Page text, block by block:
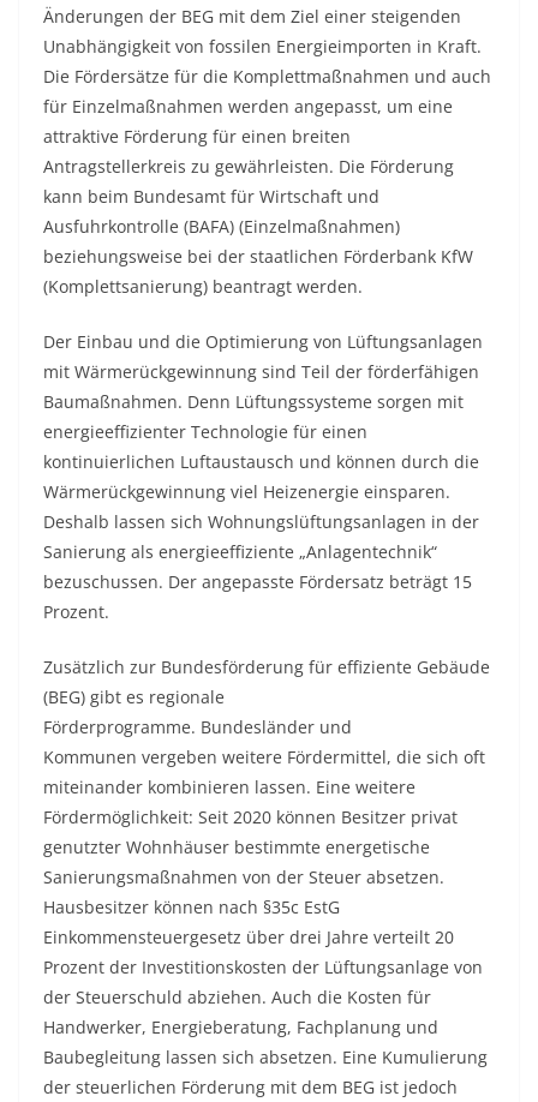
Änderungen der BEG mit dem Ziel einer steigenden
Unabhängigkeit von fossilen Energieimporten in Kraft.
Die Fördersätze für die Komplettmaßnahmen und auch
für Einzelmaßnahmen werden angepasst, um eine
attraktive Förderung für einen breiten
Antragstellerkreis zu gewährleisten. Die Förderung
kann beim Bundesamt für Wirtschaft und
Ausfuhrkontrolle (BAFA) (Einzelmaßnahmen)
beziehungsweise bei der staatlichen Förderbank KfW
(Komplettsanierung) beantragt werden.
Der Einbau und die Optimierung von Lüftungsanlagen
mit Wärmerückgewinnung sind Teil der förderfähigen
Baumaßnahmen. Denn Lüftungssysteme sorgen mit
energieeffizienter Technologie für einen
kontinuierlichen Luftaustausch und können durch die
Wärmerückgewinnung viel Heizenergie einsparen.
Deshalb lassen sich Wohnungslüftungsanlagen in der
Sanierung als energieeffiziente „Anlagentechnik“
bezuschussen. Der angepasste Fördersatz beträgt 15
Prozent.
Zusätzlich zur Bundesförderung für effiziente Gebäude
(BEG) gibt es regionale
Förderprogramme. Bundesländer und
Kommunen vergeben weitere Fördermittel, die sich oft
miteinander kombinieren lassen. Eine weitere
Fördermöglichkeit: Seit 2020 können Besitzer privat
genutzter Wohnhäuser bestimmte energetische
Sanierungsmaßnahmen von der Steuer absetzen.
Hausbesitzer können nach §35c EstG
Einkommensteuergesetz über drei Jahre verteilt 20
Prozent der Investitionskosten der Lüftungsanlage von
der Steuerschuld abziehen. Auch die Kosten für
Handwerker, Energieberatung, Fachplanung und
Baubegleitung lassen sich absetzen. Eine Kumulierung
der steuerlichen Förderung mit dem BEG ist jedoch